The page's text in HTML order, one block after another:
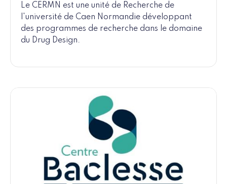
Le CERMN est une unité de Recherche de
l'université de Caen Normandie développant
des programmes de recherche dans le domaine
du Drug Design.